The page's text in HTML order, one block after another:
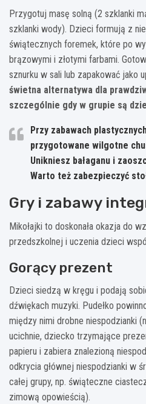
Przygotuj masę solną (2 szklanki
szklanki wody). Dzieci formują z
świątecznych foremek, które po
brązowymi i złotymi farbami.
sznurku w sali lub zapakować jako
świetna alternatywa dla
szczególnie gdy w grupie są
Przy zabawach
przygotowane wilgotne
Unikniesz bałaganu i
Warto też zabezpieczyć
Gry i zabawy
Mikołajki to doskonała okazja do
przedszkolnej i uczenia dzieci
Gorący prezent
Dzieci siedzą w kręgu i podają
dźwiękach muzyki. Pudełko
między nimi drobne niespodzianki
ucichnie, dziecko trzymające
papieru i zabiera znalezioną
odkrycia głównej niespodzianki w
całej grupy, np. świąteczne
zimową opowieścią).